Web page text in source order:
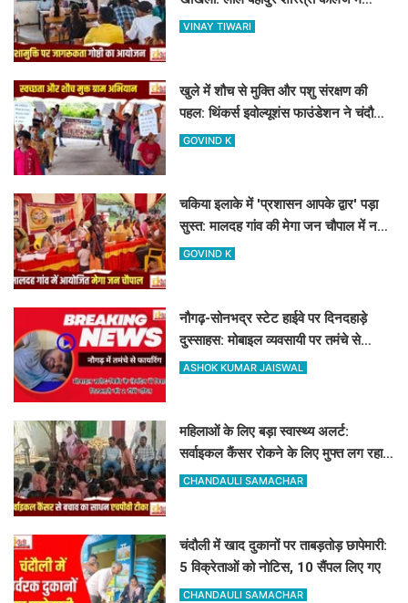
नशामुक्ति गोष्ठी का आयोजन
VINAY TIWARI
खुले में शौच से मुक्ति और पशु संरक्षण की
पहल: थिंकर्स इवोल्यूशंस फाउंडेशन ने चंदौली
के गांवों में चलाया अभियान
GOVIND K
चकिया इलाके में 'प्रशासन आपके द्वार' पड़ा
सुस्त: मालदह गांव की मेगा जन चौपाल में नहीं
पहुंचे बड़े अफसर
GOVIND K
नौगढ़-सोनभद्र स्टेट हाईवे पर दिनदहाड़े
दुस्साहस: मोबाइल व्यवसायी पर तमंचे से
फायरिंग, हाथ में लगी गोली
ASHOK KUMAR JAISWAL
महिलाओं के लिए बड़ा स्वास्थ्य अलर्ट:
सर्वाइकल कैंसर रोकने के लिए मुफ्त लग रहा
HPV का टीका
CHANDAULI SAMACHAR
चंदौली में खाद दुकानों पर ताबड़तोड़ छापेमारी:
5 विक्रेताओं को नोटिस, 10 सैंपल लिए गए
CHANDAULI SAMACHAR